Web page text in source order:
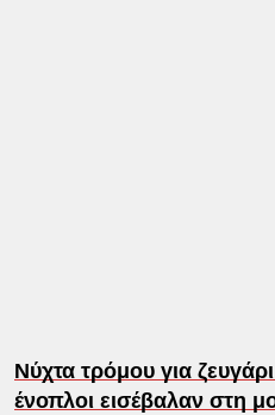
Νύχτα τρόμου για
ένοπλοι εισέβαλαν στη